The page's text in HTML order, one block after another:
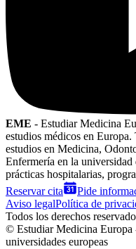
EME - Estudiar Medicina
estudios médicos en
estudios en Medicina,
Enfermería en la
prácticas hospitalarias,
Reservar cita
Pide
Aviso legalPolítica de
Todos los derechos
© Estudiar Medicina Europa
universidades europeas